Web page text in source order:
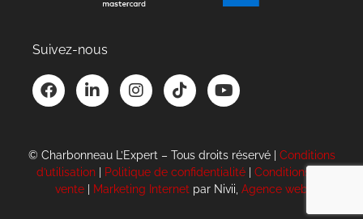
Suivez-nous
F
a
b
o
o
k
L
i
d
i
n
I
n
g
r
a
T
i
k
Y
o
b
e
© Charbonneau L’Expert – Tous droits réservé | Conditions
d’utilisation| Politique de confidentialité| Conditions de
vente
Marketing Internet par Nivii, Agence web